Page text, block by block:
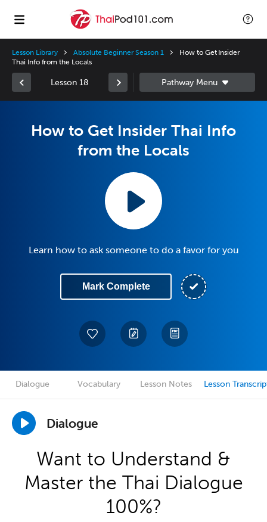
Lesson Library Absolute Beginner Season 1
How to Get Insider
Thai Info from the Locals
Lesson 18
How to Get Insider Thai Info
from the Locals
Learn how to ask someone to do a favor for you
Mark Complete
Dialogue Vocabulary Lesson Notes Lesson
Dialogue
Want to Understand &
Master the Thai Dialogue
100%?